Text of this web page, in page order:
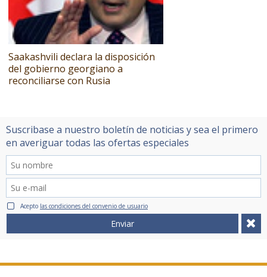
Saakashvili declara la disposición
del gobierno georgiano a
reconciliarse con Rusia
Suscribase a nuestro boletín de noticias y sea el primero
en averiguar todas las ofertas especiales
Acepto las condiciones del convenio de usuario
Enviar